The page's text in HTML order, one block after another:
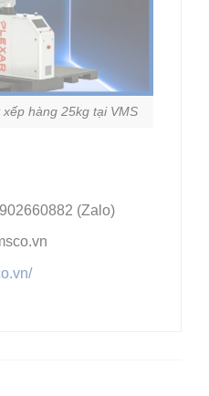
hàng 25kg tại VMS
(Zalo)